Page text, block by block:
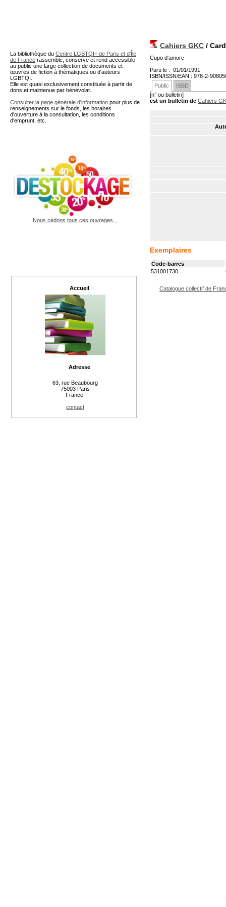
Cahiers GKC /
Cupo d'amore
Paru le : 01/01/1991
ISBN/ISSN/EAN : 978-2-
Public
ISBD
[n° ou bulletin]
est un bulletin de Cahiers
Exemplaires
Code-barres
531001730
Catalogue collectif de
La bibliothèque du Centre LGBTQI+ de Paris et d'Île
de France rassemble, conserve et rend accessible
au public une large collection de documents et
œuvres de fiction à thématiques ou d'auteurs
LGBTQI.
Elle est quasi exclusivement constituée à partir de
dons et maintenue par bénévolat.
Consulter la page générale d'information pour plus de
renseignements sur le fonds, les horaires
d'ouverture à la consultation, les conditions
d'emprunt, etc.
Nous cédons tous ces ouvrages...
Accueil
Adresse
63, rue Beaubourg
75003 Paris
France
contact